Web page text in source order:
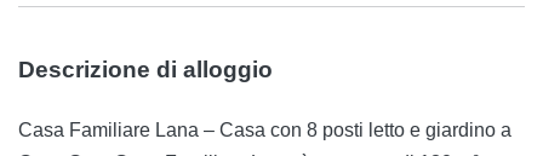
Descrizione di alloggio
Casa Familiare Lana – Casa con 8 posti letto e giardino a